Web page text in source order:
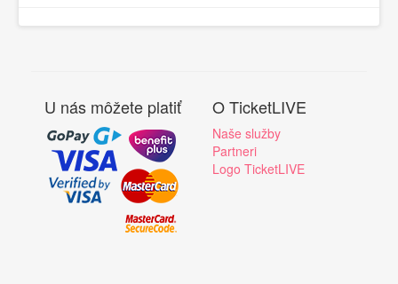
U nás môžete platiť O TicketLIVE
Naše služby
Partneri
Logo TicketLIVE